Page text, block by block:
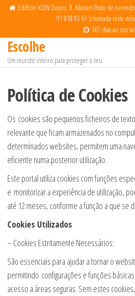
Saltar
conteúdo
Edifício ICON Douro, R. Manuel Pinto de
91 818 92 61 (chamada rede
365 dias ao seu
Escolhe
Um mundo inteiro para proteger o teu
Política de Cookies
Os cookies são pequenos ficheiros de
relevante que ficam armazenados no
determinados websites, permitem uma
eficiente numa posterior utilização.
Este portal utiliza cookies com funções
e monitorizar a experiência de utilização,
até 12 meses, conforme a função a que se
Cookies Utilizados
– Cookies Estritamente Necessários:
São essenciais para ajudar a tornar o
permitindo configurações e funções
acesso a áreas seguras. Sem estes